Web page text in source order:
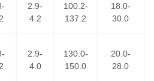
卫星系统全程跟踪，全程保险，
输，各种车型具备配送。
2.9-
4.2
100.2-
137.2
18.0-
30.0
2.9-
4.0
130.0-
150.0
20.0-
28.0